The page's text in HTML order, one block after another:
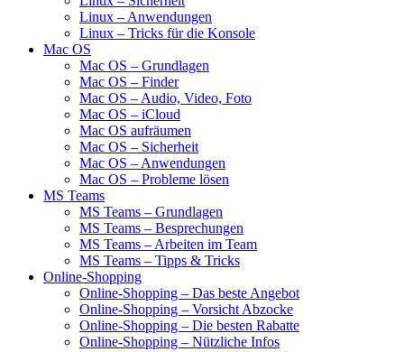
Linux – Anwendungen
Linux – Tricks für die Konsole
Mac OS
Mac OS – Grundlagen
Mac OS – Finder
Mac OS – Audio, Video, Foto
Mac OS – iCloud
Mac OS aufräumen
Mac OS – Sicherheit
Mac OS – Anwendungen
Mac OS – Probleme lösen
MS Teams
MS Teams – Grundlagen
MS Teams – Besprechungen
MS Teams – Arbeiten im Team
MS Teams – Tipps & Tricks
Online-Shopping
Online-Shopping – Das beste Angebot
Online-Shopping – Vorsicht Abzocke
Online-Shopping – Die besten Rabatte
Online-Shopping – Nützliche Infos